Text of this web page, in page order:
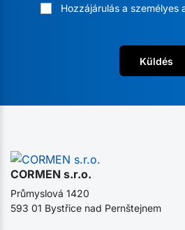
Hozzájárulás a személyes
Küldés
CORMEN s.r.o.
Průmyslová 1420
593 01 Bystřice nad Pernštejnem